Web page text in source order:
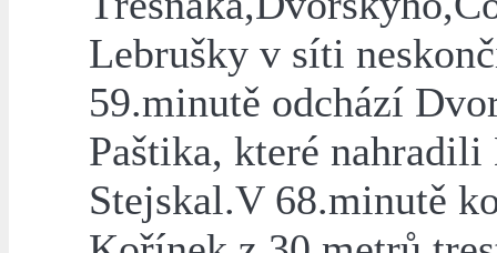
Lebrušky v síti
59.minutě odchází
Paštika, které
Stejskal.V 68.minutě